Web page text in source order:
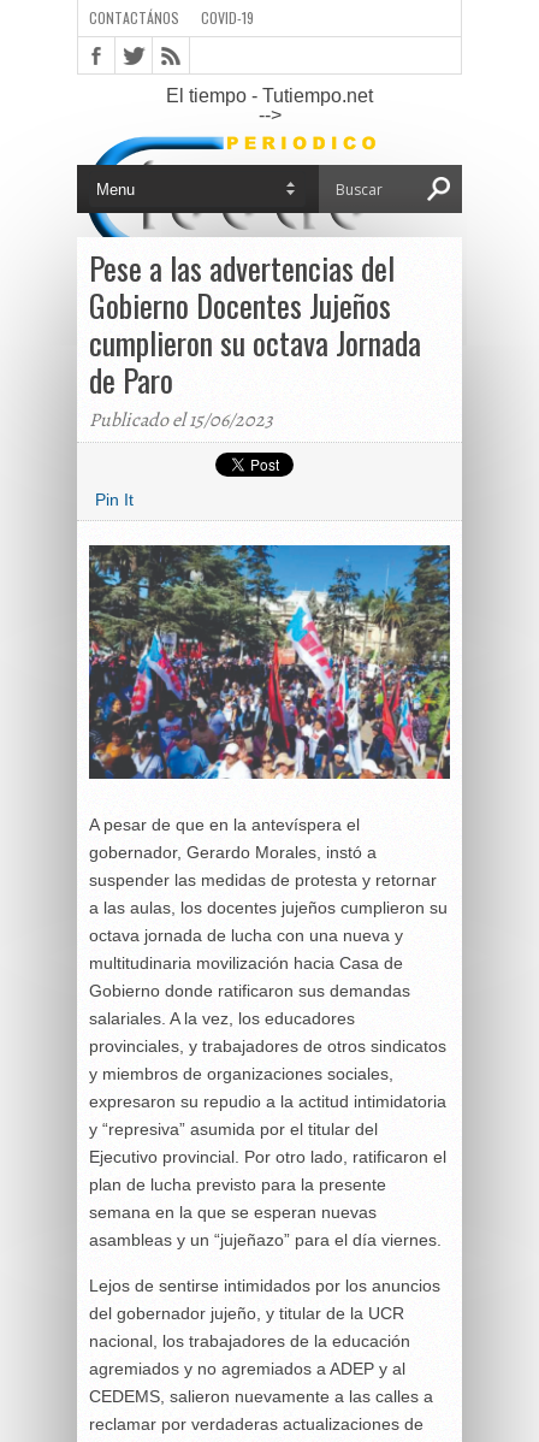
CONTACTÁNOS COVID-19
El tiempo - Tutiempo.net
-->
Pese a las advertencias del
Gobierno Docentes Jujeños
cumplieron su octava Jornada
de Paro
Publicado el 15/06/2023
Pin It
A pesar de que en la antevíspera el
gobernador, Gerardo Morales, instó a
suspender las medidas de protesta y retornar
a las aulas, los docentes jujeños cumplieron su
octava jornada de lucha con una nueva y
multitudinaria movilización hacia Casa de
Gobierno donde ratificaron sus demandas
salariales. A la vez, los educadores
provinciales, y trabajadores de otros sindicatos
y miembros de organizaciones sociales,
expresaron su repudio a la actitud intimidatoria
y “represiva” asumida por el titular del
Ejecutivo provincial. Por otro lado, ratificaron el
plan de lucha previsto para la presente
semana en la que se esperan nuevas
asambleas y un “jujeñazo” para el día viernes.
Lejos de sentirse intimidados por los anuncios
del gobernador jujeño, y titular de la UCR
nacional, los trabajadores de la educación
agremiados y no agremiados a ADEP y al
CEDEMS, salieron nuevamente a las calles a
reclamar por verdaderas actualizaciones de